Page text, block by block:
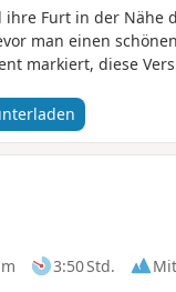
Furt in der Nähe
man einen
markiert, diese
3:50 Std.